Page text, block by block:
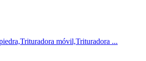
móvil,Trituradora ...